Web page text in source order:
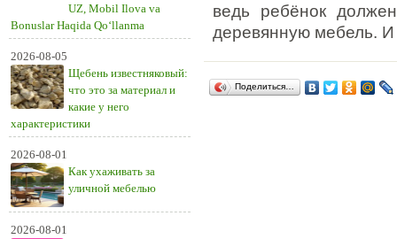
UZ, Mobil Ilova va
Bonuslar Haqida Qo‘llanma
2026-08-05
Щебень известняковый:
что это за материал и
какие у него
характеристики
2026-08-01
Как ухаживать за
уличной мебелью
2026-08-01
ведь ребёнок
деревянную мебель.
Поделиться…